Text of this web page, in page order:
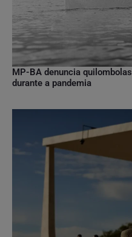
MP-BA denuncia
durante a pandemia